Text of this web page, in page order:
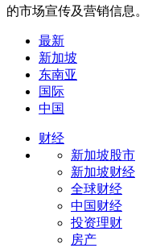
的市场宣传及营销信息。
最新
新加坡
东南亚
国际
中国
财经
新加坡股市
新加坡财经
全球财经
中国财经
投资理财
房产